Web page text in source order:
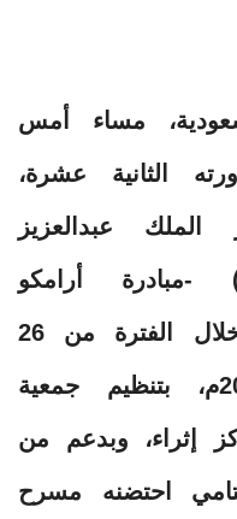
مساء أمس
الثانية عشرة،
عبدالعزيز
-مبادرة أرامكو
السعودية-، في الظهران خلال الفترة من 26
يونيو إلى 2 يوليو 2026م، بتنظيم جمعية
إثراء، وبدعم من
احتضنه مسرح